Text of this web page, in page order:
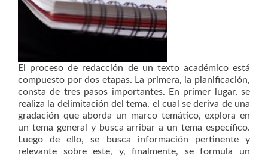
El proceso de redacción de un texto académico está
compuesto por dos etapas. La primera, la planificación,
consta de tres pasos importantes. En primer lugar, se
realiza la delimitación del tema, el cual se deriva de una
gradación que aborda un marco temático, explora en
un tema general y busca arribar a un tema específico.
Luego de ello, se busca información pertinente y
relevante sobre este, y, finalmente, se formula un